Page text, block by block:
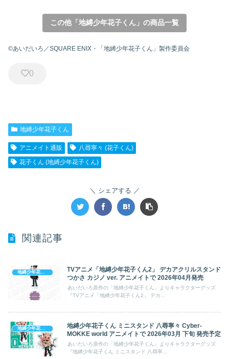
この他「地縛少年花子くん」の商品一覧
©あいだいろ／SQUARE ENIX・「地縛少年花子くん」製作委員会
0
地縛少年花子くん
アニメイト通販
八尋寧々 (花子くん)
花子くん (地縛少年花子くん)
シェアする
関連記事
地縛少年花子くん
TVアニメ「地縛少年花子くん2」 デカアクリルスタンド
つかさ カジノ ver. アニメイトで 2026年04月発売
あいだいろ原作の「地縛少年花子くん」よりキャラクターグッズ
『TVアニメ「地縛少年花子くん2」 デカ...
地縛少年花子くん
地縛少年花子くん ミニスタンド 八尋寧々 Cyber-
MOKKE world アニメイトで 2026年03月 下旬 発売予定
あいだいろ原作の「地縛少年花子くん」よりキャラクターグッズ
『地縛少年花子くん ミニスタンド 八尋寧...